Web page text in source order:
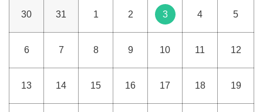
30 31 1 2 3 4 5
6 7 8 9 10 11 12
13 14 15 16 17 18 19